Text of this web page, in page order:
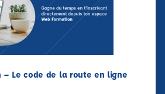
– Le code de la route en ligne